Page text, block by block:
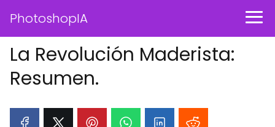
PhotoshopIA
La Revolución Maderista:
Resumen.